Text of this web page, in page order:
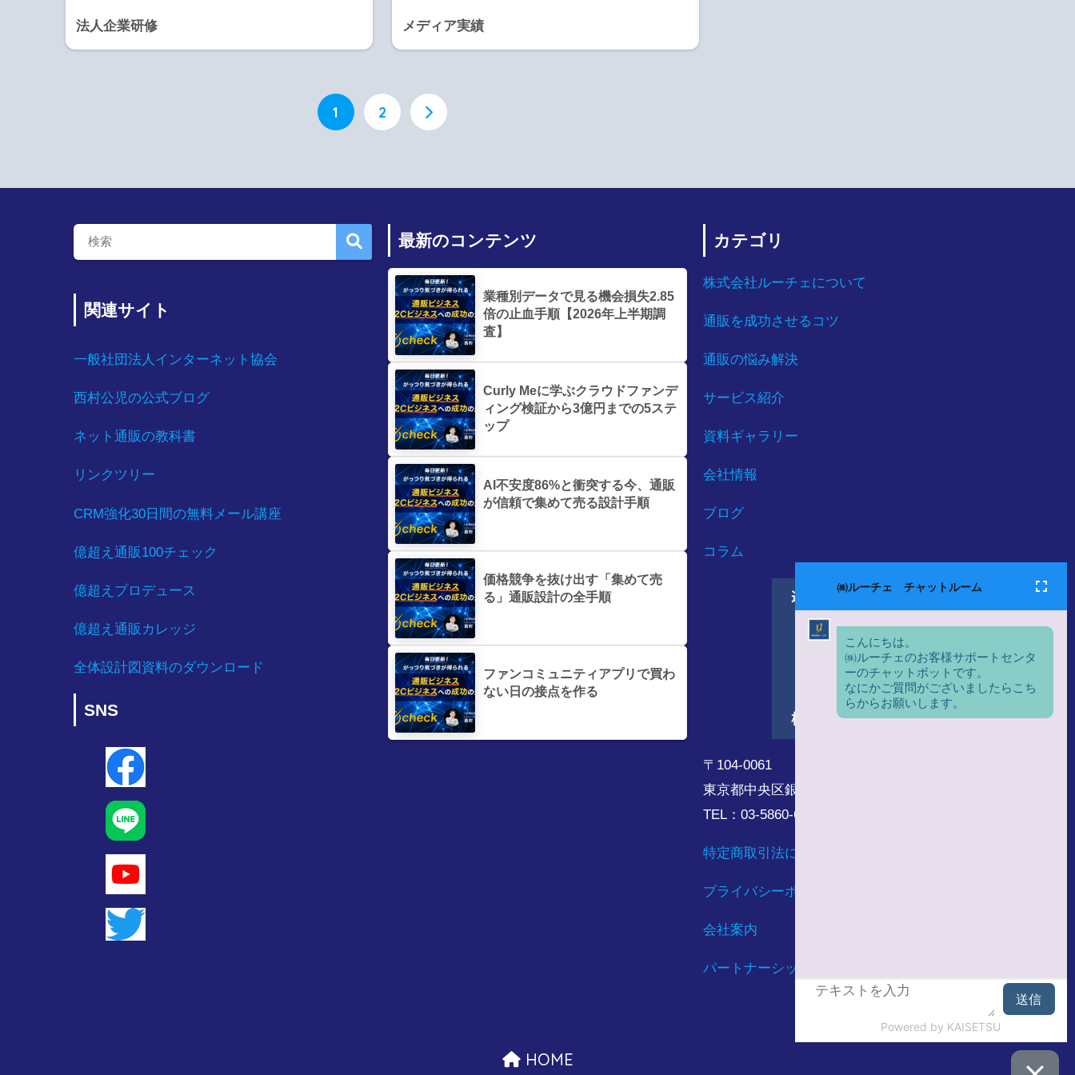
法人企業研修 メディア実績
1 2
関連サイト
一般社団法人インターネット協会
西村公児の公式ブログ
ネット通販の教科書
リンクツリー
CRM強化30日間の無料メール講座
億超え通販100チェック
億超えプロデュース
億超え通販カレッジ
全体設計図資料のダウンロード
SNS
最新のコンテンツ
業種別データで見る機会損失2.85
倍の止血手順【2026年上半期調
査】
Curly Meに学ぶクラウドファンデ
ィング検証から3億円までの5ステ
ップ
AI不安度86%と衝突する今、通販
が信頼で集めて売る設計手順
価格競争を抜け出す「集めて売
る」通販設計の全手順
ファンコミュニティアプリで買わ
ない日の接点を作る
カテゴリ
株式会社ルーチェについて
通販を成功させるコツ
通販の悩み解決
サービス紹介
資料ギャラリー
会社情報
ブログ
コラム
〒104-0061
東京都中央区銀座8丁目17番5号
TEL：03-5860-6173
特定商取引法に基づく表記
プライバシーポリシー
会社案内
パートナーシップ構築宣言
HOME